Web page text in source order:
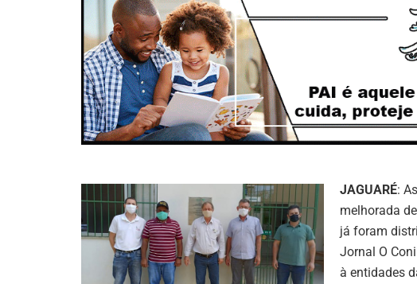
JAGUARÉ:
melhorada
já foram
Jornal O
à entidades